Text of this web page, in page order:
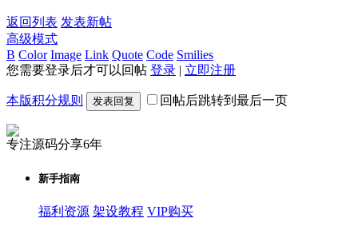
返回列表 发表新帖
高级模式
B Color Image Link Quote Code Smilies
您需要登录后才可以回帖 登录 | 立即注册
本版积分规则 发表回复 回帖后跳转到最后一页
专注源码分享6年
新手指南
福利资源 架设教程 VIP购买